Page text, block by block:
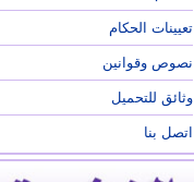
تعيينات الحكام
نصوص وقوانين
وثائق للتحميل
اتصل بنا